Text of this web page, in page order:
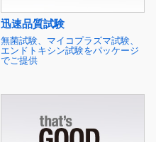
迅速品質試験
無菌試験、マイコプラズマ試験、
エンドトキシン試験をパッケージ
でご提供